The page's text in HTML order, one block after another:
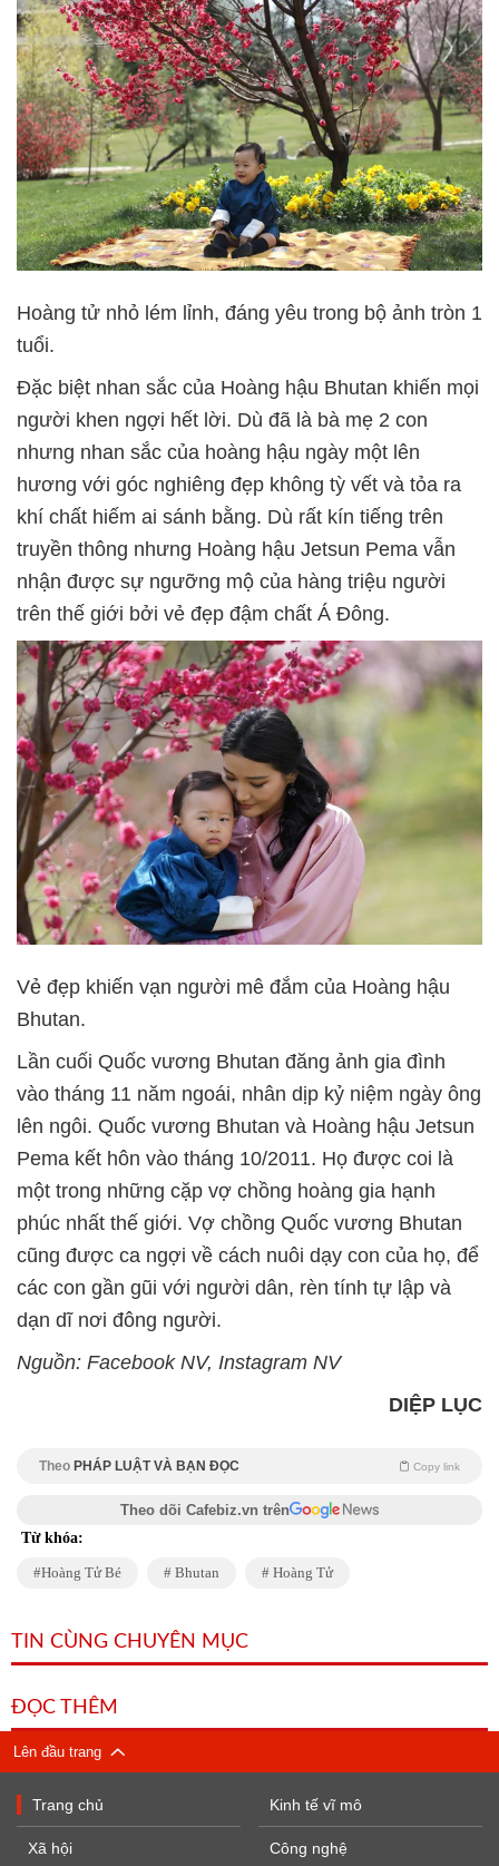
Hoàng tử nhỏ lém lỉnh, đáng yêu trong bộ ảnh tròn 1
tuổi.
Đặc biệt nhan sắc của Hoàng hậu Bhutan khiến mọi
người khen ngợi hết lời. Dù đã là bà mẹ 2 con
nhưng nhan sắc của hoàng hậu ngày một lên
hương với góc nghiêng đẹp không tỳ vết và tỏa ra
khí chất hiếm ai sánh bằng. Dù rất kín tiếng trên
truyền thông nhưng Hoàng hậu Jetsun Pema vẫn
nhận được sự ngưỡng mộ của hàng triệu người
trên thế giới bởi vẻ đẹp đậm chất Á Đông.
Vẻ đẹp khiến vạn người mê đắm của Hoàng hậu
Bhutan.
Lần cuối Quốc vương Bhutan đăng ảnh gia đình
vào tháng 11 năm ngoái, nhân dịp kỷ niệm ngày ông
lên ngôi. Quốc vương Bhutan và Hoàng hậu Jetsun
Pema kết hôn vào tháng 10/2011. Họ được coi là
một trong những cặp vợ chồng hoàng gia hạnh
phúc nhất thế giới. Vợ chồng Quốc vương Bhutan
cũng được ca ngợi về cách nuôi dạy con của họ, để
các con gần gũi với người dân, rèn tính tự lập và
dạn dĩ nơi đông người.
Nguồn: Facebook NV, Instagram NV
DIỆP LỤC
Theo PHÁP LUẬT VÀ BẠN ĐỌC Copy link
Theo dõi Cafebiz.vn trên
Từ khóa:
Hoàng Tử Bé Bhutan Hoàng Tử
TIN CÙNG CHUYÊN MỤC
ĐỌC THÊM
Lên đầu trang
Trang chủ
Xã hội
Kinh tế vĩ mô
Công nghệ